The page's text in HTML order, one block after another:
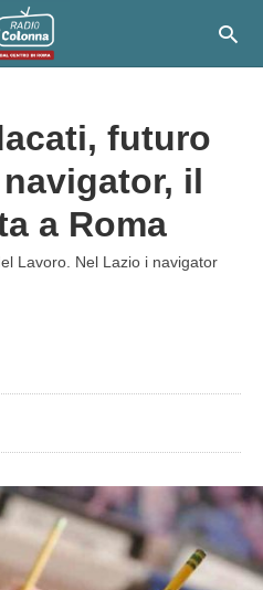
futuro
il
a Roma
Lavoro. Nel Lazio i navigator